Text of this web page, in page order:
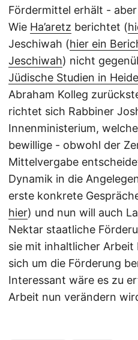
Fördermittel erhält -
Wie Ha’aretz berichtet (
Jeschiwah (hier ein
Jeschiwah) nicht
Jüdische Studien in
Abraham Kolleg
richtet sich Rabbiner
Innenministerium,
bewillige - obwohl der
Mittelvergabe
Dynamik in die
erste konkrete
hier) und nun will auch
Nektar staatliche
sie mit inhaltlicher Arbeit
sich um die Förderung
Interessant wäre es zu
Arbeit nun verändern